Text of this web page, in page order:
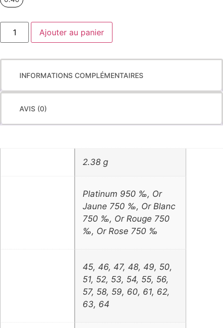
54
57
Ajouter au panier
INFORMATIONS COMPLÉMENTAIRES
AVIS (0)
2.38 g
Platinum 950 ‰, Or
Jaune 750 ‰, Or Blanc
750 ‰, Or Rouge 750
‰, Or Rose 750 ‰
45, 46, 47, 48, 49, 50,
51, 52, 53, 54, 55, 56,
57, 58, 59, 60, 61, 62,
63, 64